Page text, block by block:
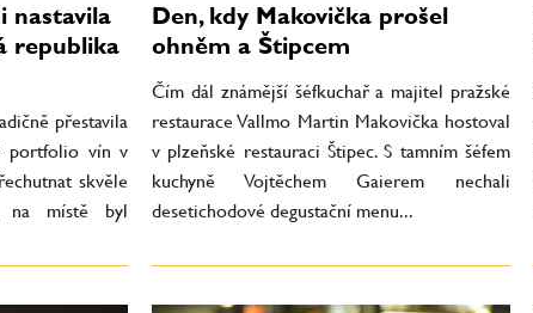
nastavila
republika
přestavila
portfolio vín v
skvěle
na místě byl
Den, kdy Makovička prošel
ohněm a Štipcem
Čím dál známější šéfkuchař a majitel pražské
restaurace Vallmo Martin Makovička hostoval
v plzeňské restauraci Štipec. S tamním šéfem
kuchyně Vojtěchem Gaierem nechali
desetichodové degustační menu...